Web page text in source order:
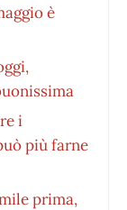
è
i
più farne
prima,